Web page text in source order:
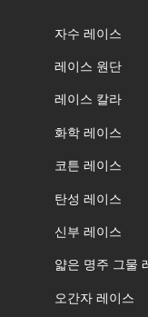
자수 레이스
레이스 원단
레이스 칼라
화학 레이스
코튼 레이스
탄성 레이스
신부 레이스
얇은 명주 그물
오간자 레이스